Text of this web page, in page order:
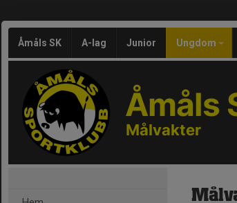
Åmåls SK A-lag Junior Ungdom
Åmåls
Målvakter